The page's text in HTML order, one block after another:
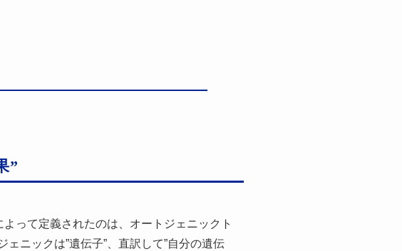
”
って定義されたのは、オートジェニックト
ニックは”遺伝子”、直訳して”自分の遺伝